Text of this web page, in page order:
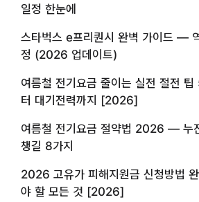
일정 한눈에
스타벅스 e프리퀀시 완벽 가이드 —
정 (2026 업데이트)
여름철 전기요금 줄이는 실전 절전
터 대기전력까지 [2026]
여름철 전기요금 절약법 2026 — 누
챙길 8가지
2026 고유가 피해지원금 신청방법
야 할 모든 것 [2026]